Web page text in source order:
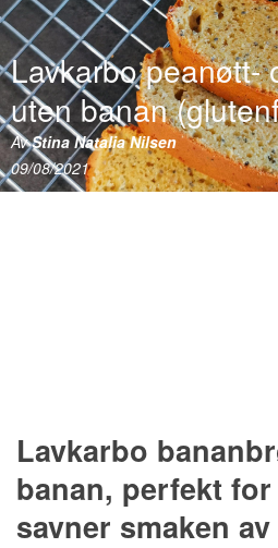
Lavkarbo peanøtt-
uten banan
AvStina Natalia Nilsen
09/08/2021
Lavkarbo
banan, perfekt
savner smaken